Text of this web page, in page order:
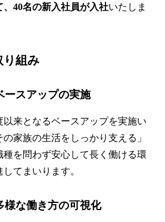
40名の新入社員が入社いたしま
り組み
ースアップの実施
以来となるベースアップを実施い
家族の生活をしっかり支える」
種を問わず安心して長く働ける環
てまいります。
様な働き方の可視化